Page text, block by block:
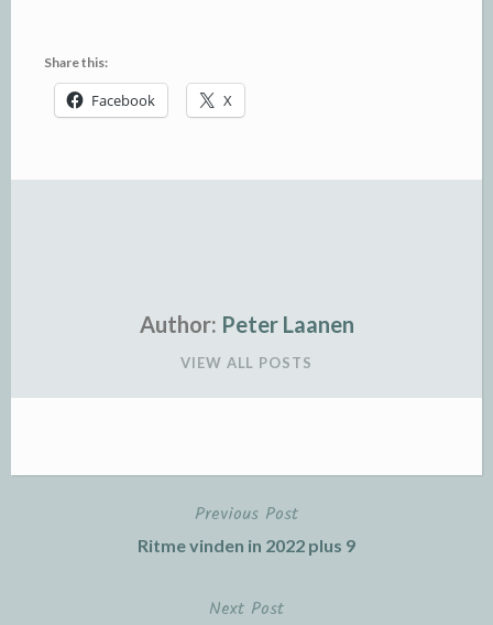
Share this:
Facebook X
Author: Peter Laanen
VIEW ALL POSTS
Previous Post
Ritme vinden in 2022 plus 9
Next Post